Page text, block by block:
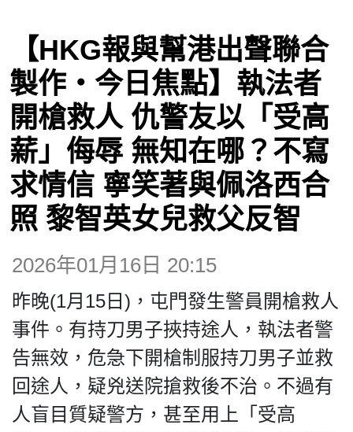
觀點
博客
投票
視頻
昔日
系列
活動
關於我們
【HKG報與幫港出聲聯合
製作‧今日焦點】執法者
開槍救人 仇警友以「受高
薪」侮辱 無知在哪？不寫
求情信 寧笑著與佩洛西合
照 黎智英女兒救父反智
2026年01月16日 20:15
昨晚(1月15日)，屯門發生警員開槍救人
事件。有持刀男子挾持途人，執法者警
告無效，危急下開槍制服持刀男子並救
回途人，疑兇送院搶救後不治。不過有
人盲目質疑警方，甚至用上「受高